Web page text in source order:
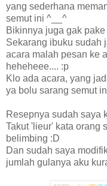
yang sederhana
semut ini ^__^
Bikinnya juga gak
Sekarang ibuku sudah
acara malah pesan ke
heheheee.... :p
Klo ada acara, yang
ya bolu sarang semut
Resepnya sudah saya
Takut 'lieur' kata orang
belimbing :D
Dan sudah saya
jumlah gulanya aku